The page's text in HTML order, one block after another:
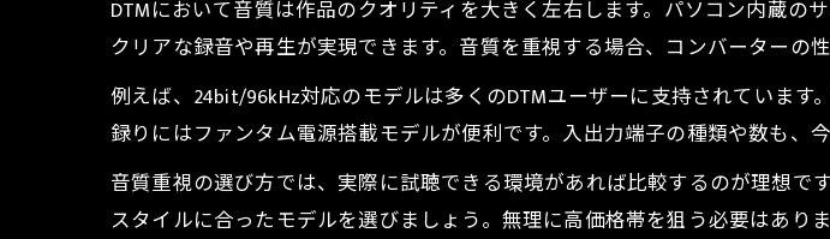
DTMにおいて音質は作品のクオリティを大きく左右します。パソコン内蔵
クリアな録音や再生が実現できます。音質を重視する場合、コンバーターの
例えば、24bit/96kHz対応のモデルは多くのDTMユーザーに支持されていま
録りにはファンタム電源搭載モデルが便利です。入出力端子の種類や数も、
音質重視の選び方では、実際に試聴できる環境があれば比較するのが理想
スタイルに合ったモデルを選びましょう。無理に高価格帯を狙う必要はあ